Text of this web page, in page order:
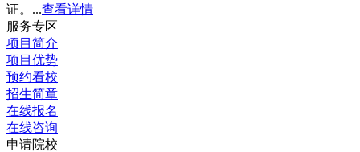
证。...查看详情
服务专区
项目简介
项目优势
预约看校
招生简章
在线报名
在线咨询
申请院校